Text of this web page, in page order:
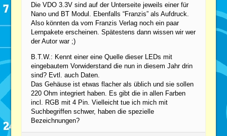
Die VDO 3.3V sind auf der Unterseite jeweils einer für
Nano und BT Modul. Ebenfalls “Franzis” als Aufdruck.
Also könnten da vom Franzis Verlag noch ein paar
Lernpakete erscheinen. Spätestens dann wissen wir wer
der Autor war ;)
B.T.W.: Kennt einer eine Quelle dieser LEDs mit
eingebautem Vorwiderstand die nun in diesem Jahr drin
sind? Evtl. auch Daten.
Das Gehäuse ist etwas flacher als üblich und sie sollen
220 Ohm integriert haben. Es gibt die in allen Farben
incl. RGB mit 4 Pin. Vielleicht tue ich mich mit
Suchbegriffen schwer, haben die spezielle
Bezeichnungen?